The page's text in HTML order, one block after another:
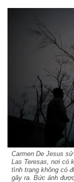
Carmen De Jesus
Las Teresas, nơi có
tình trạng không có
gây ra. Bức ảnh